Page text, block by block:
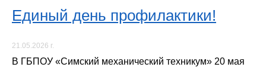
Единый день профилактики!
21.05.2026 г.
В ГБПОУ «Симский механический техникум» 20 мая